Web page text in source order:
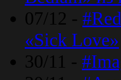
07/12 -
«Sick Love»
30/11 -